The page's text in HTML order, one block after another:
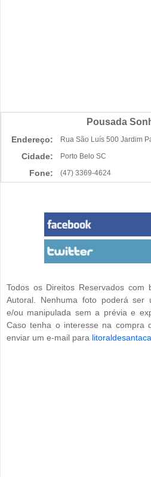
Pousada
Endereço: Rua São Luís 500 Jardim
Cidade: Porto Belo SC
Fone: (47) 3369-4624
Todos os Direitos Reservados
Autoral. Nenhuma foto poderá ser
e/ou manipulada sem a prévia e
Caso tenha o interesse na compra
enviar um e-mail para